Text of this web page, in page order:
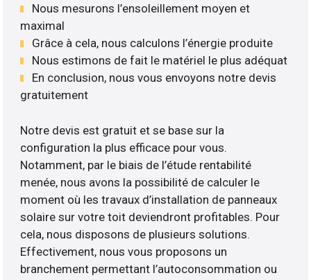
Nous mesurons l’ensoleillement moyen et
maximal
Grâce à cela, nous calculons l’énergie produite
Nous estimons de fait le matériel le plus adéquat
En conclusion, nous vous envoyons notre devis
gratuitement
Notre devis est gratuit et se base sur la
configuration la plus efficace pour vous.
Notamment, par le biais de l’étude rentabilité
menée, nous avons la possibilité de calculer le
moment où les travaux d’installation de panneaux
solaire sur votre toit deviendront profitables. Pour
cela, nous disposons de plusieurs solutions.
Effectivement, nous vous proposons un
branchement permettant l’autoconsommation ou